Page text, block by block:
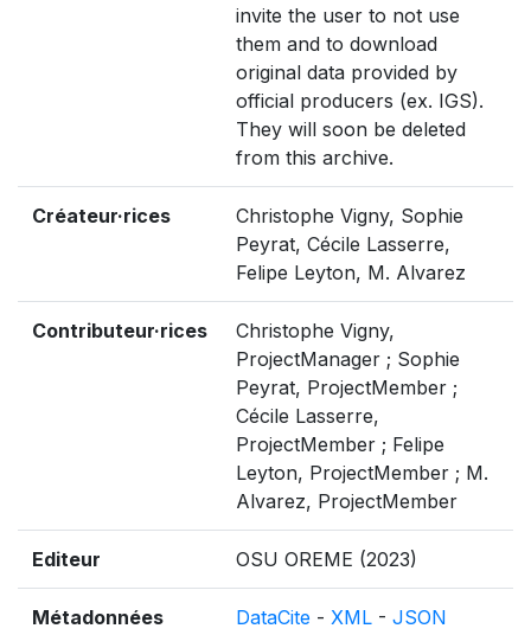
invite the user to not use
them and to download
original data provided by
official producers (ex. IGS).
They will soon be deleted
from this archive.
Créateur·rices
Christophe Vigny, Sophie
Peyrat, Cécile Lasserre,
Felipe Leyton, M. Alvarez
Contributeur·rices
Christophe Vigny,
ProjectManager ; Sophie
Peyrat, ProjectMember ;
Cécile Lasserre,
ProjectMember ; Felipe
Leyton, ProjectMember ; M.
Alvarez, ProjectMember
Editeur OSU OREME (2023)
Métadonnées DataCite - XML - JSON